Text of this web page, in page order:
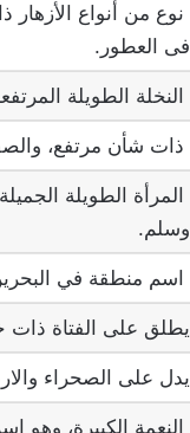
نوع من أنواع الأزهار
فى العطور.
النخلة الطويلة
ذات شأن مرتفع،
المرأة الطويلة
وسلم.
اسم منطقة في
يطلق على الفتاة ذات
يدل على الصحراء
النعمة الكبيرة، وهو